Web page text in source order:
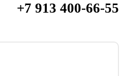
+7 913 400-66-55